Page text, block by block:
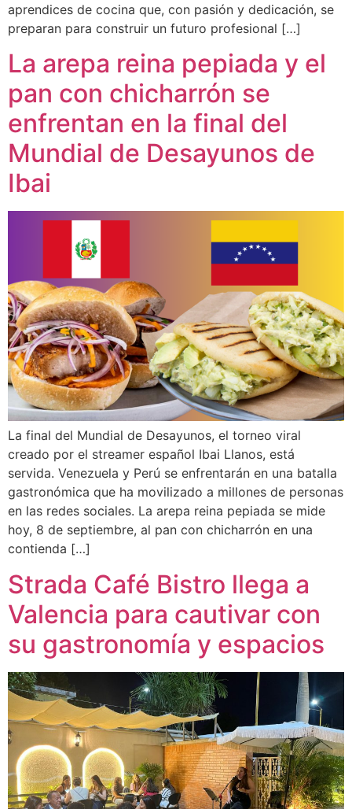
aprendices de cocina que, con pasión y dedicación, se
preparan para construir un futuro profesional […]
La arepa reina pepiada y el
pan con chicharrón se
enfrentan en la final del
Mundial de Desayunos de
Ibai
La final del Mundial de Desayunos, el torneo viral
creado por el streamer español Ibai Llanos, está
servida. Venezuela y Perú se enfrentarán en una batalla
gastronómica que ha movilizado a millones de personas
en las redes sociales. La arepa reina pepiada se mide
hoy, 8 de septiembre, al pan con chicharrón en una
contienda […]
Strada Café Bistro llega a
Valencia para cautivar con
su gastronomía y espacios